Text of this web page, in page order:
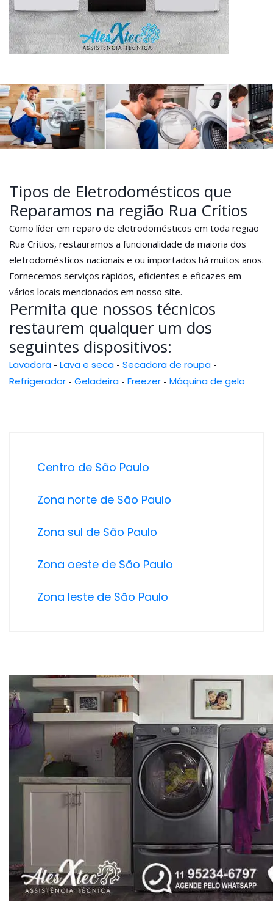
Tipos de Eletrodomésticos que
Reparamos na região Rua Crítios
Como líder em reparo de eletrodomésticos em toda região
Rua Crítios, restauramos a funcionalidade da maioria dos
eletrodomésticos nacionais e ou importados há muitos anos.
Fornecemos serviços rápidos, eficientes e eficazes em
vários locais mencionados em nosso site.
Permita que nossos técnicos
restaurem qualquer um dos
seguintes dispositivos:
Lavadora - Lava e seca - Secadora de roupa -
Refrigerador - Geladeira - Freezer - Máquina de gelo
Centro de São Paulo
Zona norte de São Paulo
Zona sul de São Paulo
Zona oeste de São Paulo
Zona leste de São Paulo